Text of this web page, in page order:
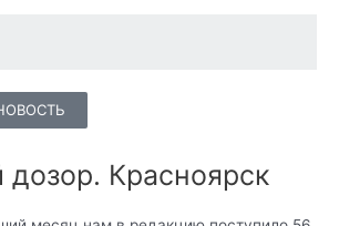
Красноярск